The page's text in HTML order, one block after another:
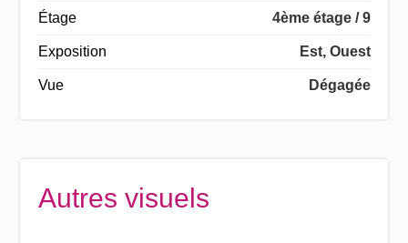
Étage 4ème étage / 9
Exposition Est, Ouest
Vue Dégagée
Autres visuels